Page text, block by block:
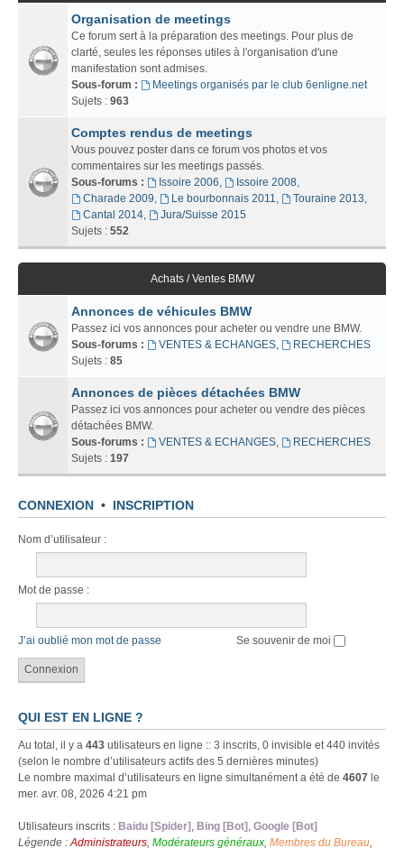
Organisation de meetings
Ce forum sert à la préparation des meetings. Pour plus de
clarté, seules les réponses utiles à l'organisation d'une
manifestation sont admises.
Sous-forum :
Meetings organisés par le club 6enligne.net
Sujets : 963
Comptes rendus de meetings
Vous pouvez poster dans ce forum vos photos et vos
commentaires sur les meetings passés.
Sous-forums :
Issoire 2006, Issoire 2008,
Charade 2009, Le bourbonnais 2011, Touraine 2013,
Cantal 2014,
Jura/Suisse 2015
Sujets : 552
Achats / Ventes BMW
Annonces de véhicules BMW
Passez ici vos annonces pour acheter ou vendre une BMW.
Sous-forums :
VENTES & ECHANGES,
RECHERCHES
Sujets : 85
Annonces de pièces détachées BMW
Passez ici vos annonces pour acheter ou vendre des pièces
détachées BMW.
Sous-forums :
VENTES & ECHANGES,
RECHERCHES
Sujets : 197
CONNEXION • INSCRIPTION
Nom d’utilisateur :
Mot de passe :
J’ai oublié mon mot de passe Se souvenir de moi
QUI EST EN LIGNE ?
Au total, il y a 443 utilisateurs en ligne :: 3 inscrits, 0 invisible et 440 invités
(selon le nombre d’utilisateurs actifs des 5 dernières minutes)
Le nombre maximal d’utilisateurs en ligne simultanément a été de 4607 le
mer. avr. 08, 2026 4:21 pm
Utilisateurs inscrits : Baidu [Spider], Bing [Bot], Google [Bot]
Légende :Administrateurs, Modérateurs généraux, Membres du Bureau,